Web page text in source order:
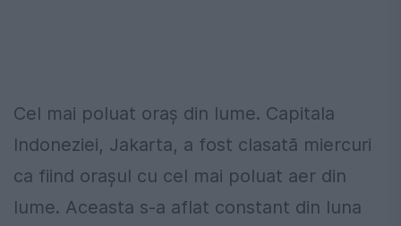
Cel mai poluat oraș din lume. Capitala
Indoneziei, Jakarta, a fost clasată miercuri
ca fiind oraşul cu cel mai poluat aer din
lume. Aceasta s-a aflat constant din luna